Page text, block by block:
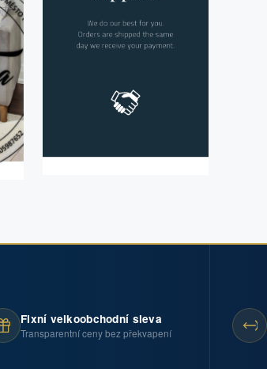
Fixní velkoobchodní sleva
Transparentní ceny bez překvapení